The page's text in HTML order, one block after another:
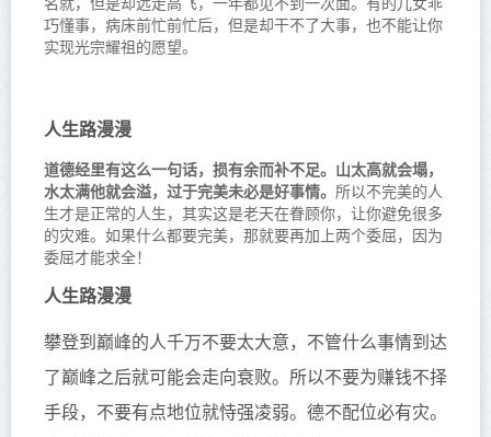
巧懂事，病床前忙前忙后，但是却干不了大事，也不能让你
实现光宗耀祖的愿望。
人生路漫漫
道德经里有这么一句话，损有余而补不足。山太高就会塌，
水太满他就会溢，过于完美未必是好事情。 所以不完美的人
生才是正常的人生，其实这是老天在眷顾你，让你避免很多
的灾难。如果什么都要完美，那就要再加上两个委屈，因为
委屈才能求全！
人生路漫漫
攀登到巅峰的人千万不要太大意，不管什么事情到达
了巅峰之后就可能会走向衰败。所以不要为赚钱不择
手段，不要有点地位就恃强凌弱。德不配位必有灾。